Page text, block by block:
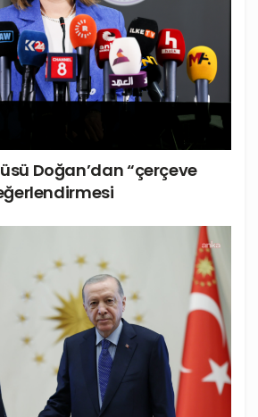
Doğan’dan “çerçeve